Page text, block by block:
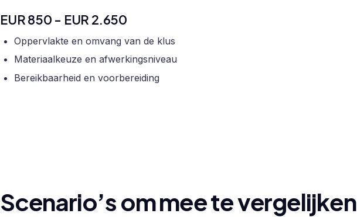
EUR 850 - EUR 2.650
Oppervlakte en omvang van de klus
Materiaalkeuze en afwerkingsniveau
Bereikbaarheid en voorbereiding
Scenario’s om mee te vergelijken